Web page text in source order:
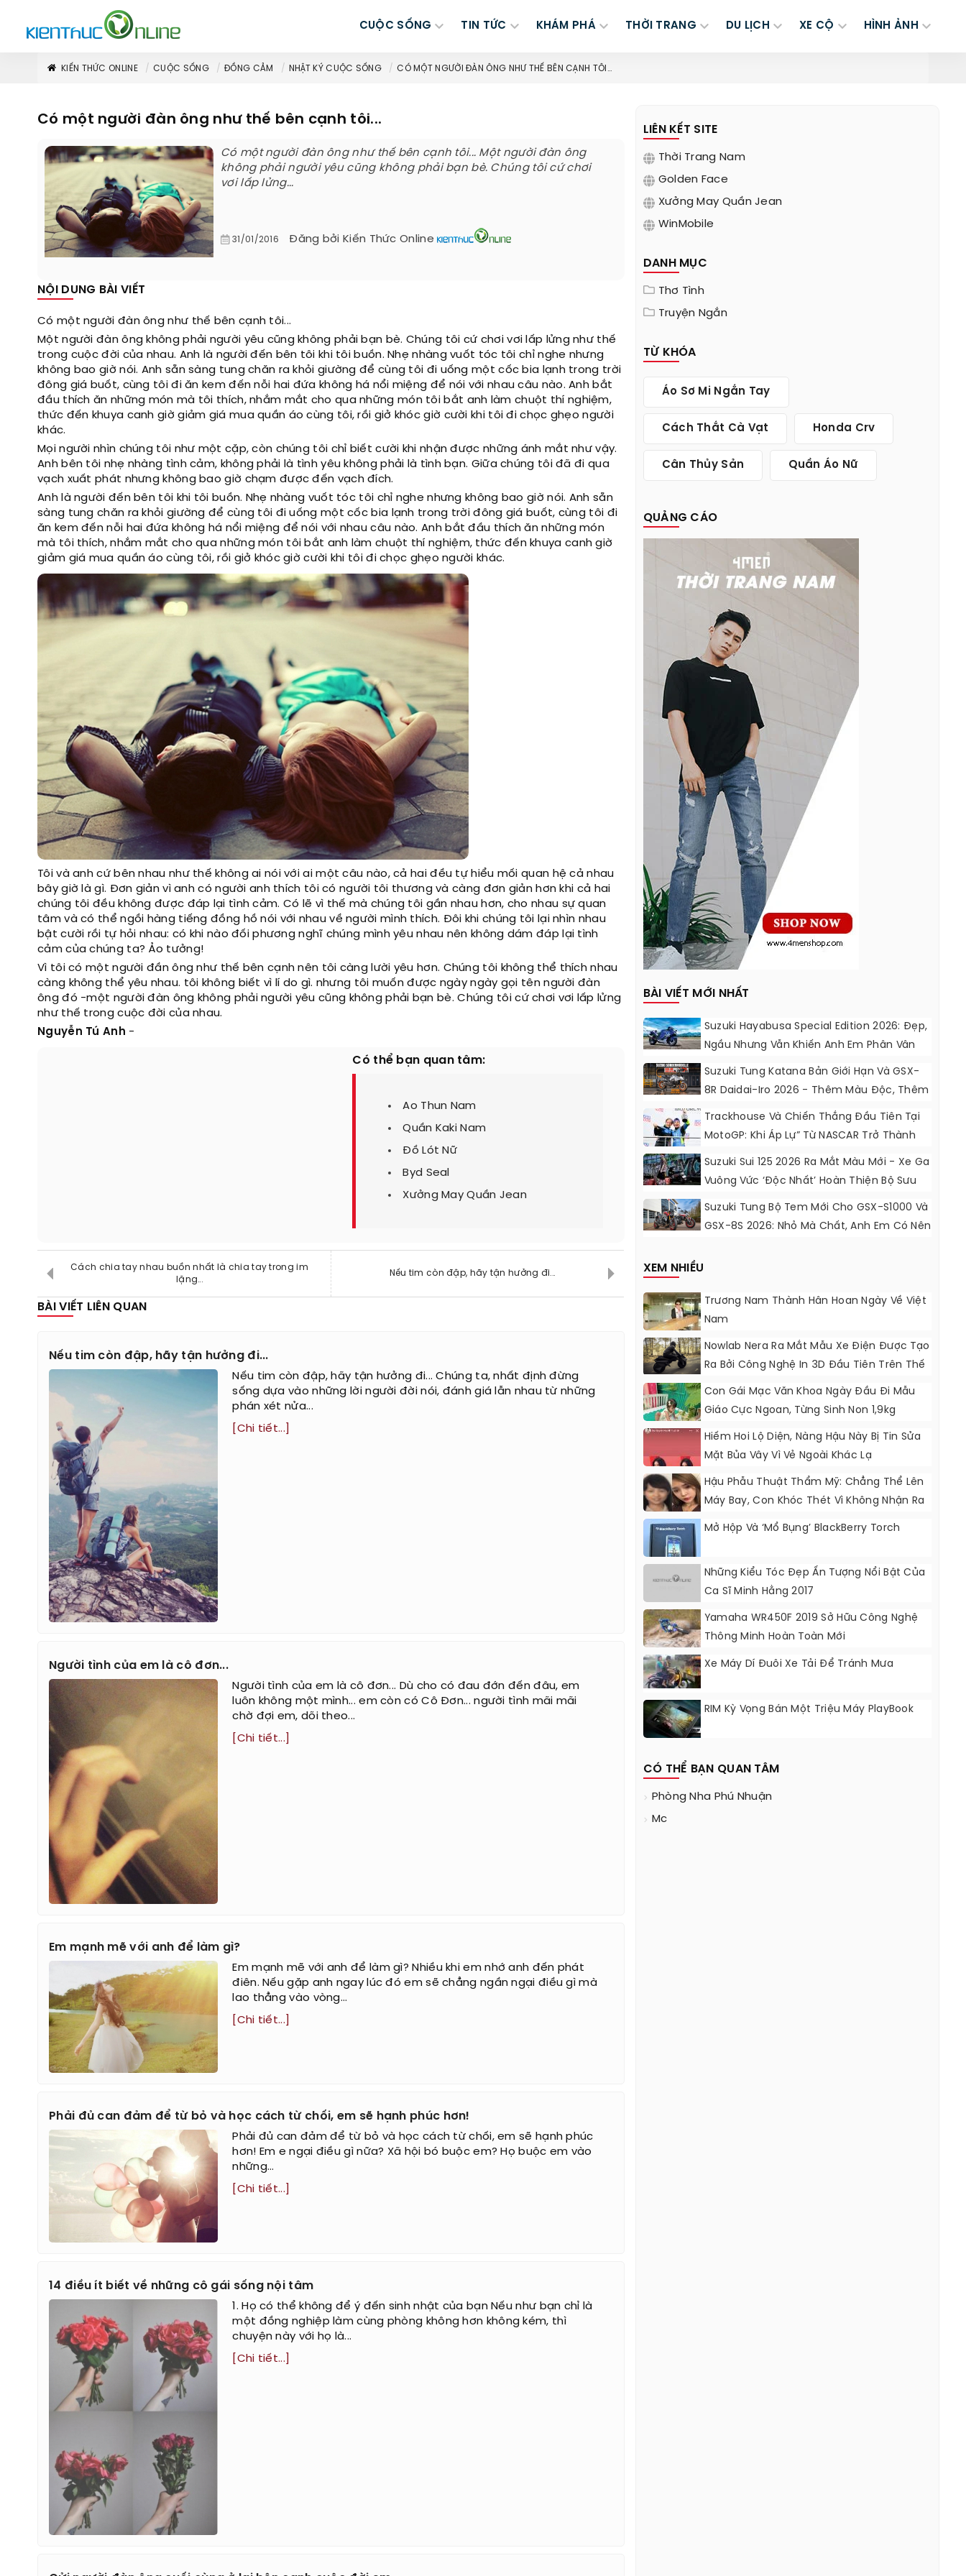
CUỘC SỐNG TIN TỨC KHÁM PHÁ THỜI TRANG DU LỊCH XE CỘ HÌNH ẢNH
KIẾN THỨC ONLINE CUỘC SỐNG ĐỒNG CẢM NHẬT KÝ CUỘC SỐNG CÓ MỘT NGƯỜI ĐÀN ÔNG NHƯ THẾ BÊN CẠNH TÔI...
Có một người đàn ông như thế bên cạnh tôi...
Có một người đàn ông như thế bên cạnh tôi... Một người đàn ông
không phải người yêu cũng không phải bạn bè. Chúng tôi cứ chơi
vơi lấp lửng...
31/01/2016 Đăng bởi Kiến Thức Online
NỘI DUNG BÀI VIẾT
Có một người đàn ông như thế bên cạnh tôi...
Một người đàn ông không phải người yêu cũng không phải bạn bè. Chúng tôi cứ chơi vơi lấp lửng như thế
trong cuộc đời của nhau. Anh là người đến bên tôi khi tôi buồn. Nhẹ nhàng vuốt tóc tôi chỉ nghe nhưng
không bao giờ nói. Anh sẵn sàng tung chăn ra khỏi giường để cùng tôi đi uống một cốc bia lạnh trong trời
đông giá buốt, cùng tôi đi ăn kem đến nỗi hai đứa không há nổi miệng để nói với nhau câu nào. Anh bắt
đầu thích ăn những món mà tôi thích, nhắm mắt cho qua những món tôi bắt anh làm chuột thí nghiệm,
thức đến khuya canh giờ giảm giá mua quần áo cùng tôi, rồi giở khóc giờ cười khi tôi đi chọc ghẹo người
khác.
Mọi người nhìn chúng tôi như một cặp, còn chúng tôi chỉ biết cười khi nhận được những ánh mắt như vậy.
Anh bên tôi nhẹ nhàng tình cảm, không phải là tình yêu không phải là tình bạn. Giữa chúng tôi đã đi qua
vạch xuất phát nhưng không bao giờ chạm được đến vạch đích.
Anh là người đến bên tôi khi tôi buồn. Nhẹ nhàng vuốt tóc tôi chỉ nghe nhưng không bao giờ nói. Anh sẵn
sàng tung chăn ra khỏi giường để cùng tôi đi uống một cốc bia lạnh trong trời đông giá buốt, cùng tôi đi
ăn kem đến nỗi hai đứa không há nổi miệng để nói với nhau câu nào. Anh bắt đầu thích ăn những món
mà tôi thích, nhắm mắt cho qua những món tôi bắt anh làm chuột thí nghiệm, thức đến khuya canh giờ
giảm giá mua quần áo cùng tôi, rồi giở khóc giờ cười khi tôi đi chọc ghẹo người khác.
Tôi và anh cứ bên nhau như thế không ai nói với ai một câu nào, cả hai đều tự hiểu mối quan hệ cả nhau
bây giờ là gì. Đơn giản vì anh có người anh thích tôi có người tôi thương và càng đơn giản hơn khi cả hai
chúng tôi đều không được đáp lại tình cảm. Có lẽ vì thế mà chúng tôi gần nhau hơn, cho nhau sự quan
tâm và có thể ngồi hàng tiếng đồng hồ nói với nhau về người mình thích. Đôi khi chúng tôi lại nhìn nhau
bật cười rồi tự hỏi nhau: có khi nào đối phương nghĩ chúng mình yêu nhau nên không dám đáp lại tình
cảm của chúng ta? Ảo tưởng!
Vì tôi có một người đần ông như thế bên cạnh nên tôi càng lười yêu hơn. Chúng tôi không thể thích nhau
càng không thể yêu nhau. tôi không biết vì lí do gì. nhưng tôi muốn được ngày ngày gọi tên người đàn
ông đó -một người đàn ông không phải người yêu cũng không phải bạn bè. Chúng tôi cứ chơi vơi lấp lửng
như thế trong cuộc đời của nhau.
Nguyễn Tú Anh -
Có thể bạn quan tâm:
Ao Thun Nam
Quần Kaki Nam
Đồ Lót Nữ
Byd Seal
Xưởng May Quần Jean
Cách chia tay nhau buồn nhất là chia tay trong im
lặng...
Nếu tim còn đập, hãy tận hưởng đi...
BÀI VIẾT LIÊN QUAN
Nếu tim còn đập, hãy tận hưởng đi...
Nếu tim còn đập, hãy tận hưởng đi... Chúng ta, nhất định đừng
sống dựa vào những lời người đời nói, đánh giá lẫn nhau từ những
phán xét nửa...
[Chi tiết...]
Người tình của em là cô đơn...
Người tình của em là cô đơn... Dù cho có đau đớn đến đâu, em
luôn không một mình... em còn có Cô Đơn... người tình mãi mãi
chờ đợi em, dõi theo...
[Chi tiết...]
Em mạnh mẽ với anh để làm gì?
Em mạnh mẽ với anh để làm gì? Nhiều khi em nhớ anh đến phát
điên. Nếu gặp anh ngay lúc đó em sẽ chẳng ngần ngại điều gì mà
lao thẳng vào vòng...
[Chi tiết...]
Phải đủ can đảm để từ bỏ và học cách từ chối, em sẽ hạnh phúc hơn!
Phải đủ can đảm để từ bỏ và học cách từ chối, em sẽ hạnh phúc
hơn! Em e ngại điều gì nữa? Xã hội bó buộc em? Họ buộc em vào
những...
[Chi tiết...]
14 điều ít biết về những cô gái sống nội tâm
1. Họ có thể không để ý đến sinh nhật của bạn Nếu như bạn chỉ là
một đồng nghiệp làm cùng phòng không hơn không kém, thì
chuyện này với họ là...
[Chi tiết...]
LIÊN KẾT SITE
Thời Trang Nam
Golden Face
Xưởng May Quần Jean
WinMobile
DANH MỤC
Thơ Tình
Truyện Ngắn
TỪ KHÓA
Áo Sơ Mi Ngắn Tay
Cách Thắt Cà Vạt Honda Crv
Cân Thủy Sản Quần Áo Nữ
QUẢNG CÁO
BÀI VIẾT MỚI NHẤT
Suzuki Hayabusa Special Edition 2026: Đẹp,
Ngầu Nhưng Vẫn Khiến Anh Em Phân Vân
Suzuki Tung Katana Bản Giới Hạn Và GSX-
8R Daidai-Iro 2026 - Thêm Màu Độc, Thêm
Đồ Chơi, Thêm Cá Tính
Trackhouse Và Chiến Thắng Đầu Tiên Tại
MotoGP: Khi Áp Lự” Từ NASCAR Trở Thành
Động Lực Ngọt Ngào
Suzuki Sui 125 2026 Ra Mắt Màu Mới - Xe Ga
Vuông Vức ‘độc Nhất’ Hoàn Thiện Bộ Sưu
Tập 7 Sắc Cầu Vồng
Suzuki Tung Bộ Tem Mới Cho GSX-S1000 Và
GSX-8S 2026: Nhỏ Mà Chất, Anh Em Có Nên
XEM NHIỀU
Trương Nam Thành Hân Hoan Ngày Về Việt
Nam
Nowlab Nera Ra Mắt Mẫu Xe Điện Được Tạo
Ra Bởi Công Nghệ In 3D Đầu Tiên Trên Thế
Con Gái Mạc Văn Khoa Ngày Đầu Đi Mẫu
Giáo Cực Ngoan, Từng Sinh Non 1,9kg
Nhưng Giờ Là Học Sinh Cao Nhất Lớp
Hiếm Hoi Lộ Diện, Nàng Hậu Này Bị Tin Sửa
Mặt Bủa Vây Vì Vẻ Ngoài Khác Lạ
Hậu Phẫu Thuật Thẩm Mỹ: Chẳng Thể Lên
Máy Bay, Con Khóc Thét Vì Không Nhận Ra
Mẹ
Mở Hộp Và ‘mổ Bụng’ BlackBerry Torch
Những Kiểu Tóc Đẹp Ấn Tượng Nổi Bật Của
Ca Sĩ Minh Hằng 2017
Yamaha WR450F 2019 Sở Hữu Công Nghệ
Thông Minh Hoàn Toàn Mới
Xe Máy Dí Đuôi Xe Tải Để Tránh Mưa
RIM Kỳ Vọng Bán Một Triệu Máy PlayBook
CÓ THỂ BẠN QUAN TÂM
Phòng Nha Phú Nhuận
Mc